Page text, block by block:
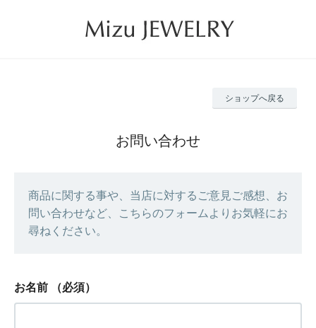
ショップへ戻る
お問い合わせ
商品に関する事や、当店に対するご意見ご感想、お
問い合わせなど、こちらのフォームよりお気軽にお
尋ねください。
お名前 （必須）